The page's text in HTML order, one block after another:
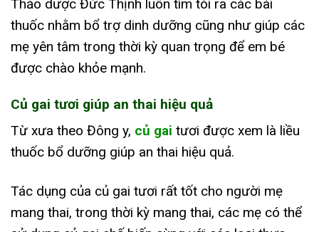
Thảo dược Đức Thịnh luôn tìm tòi ra các bài
thuốc nhằm bổ trợ dinh dưỡng cũng như giúp các
mẹ yên tâm trong thời kỳ quan trọng để em bé
được chào khỏe mạnh.
Củ gai tươi giúp an thai hiệu quả
Từ xưa theo Đông y, củ gai tươi được xem là liều
thuốc bổ dưỡng giúp an thai hiệu quả.
Tác dụng của củ gai tươi rất tốt cho người mẹ
mang thai, trong thời kỳ mang thai, các mẹ có thể